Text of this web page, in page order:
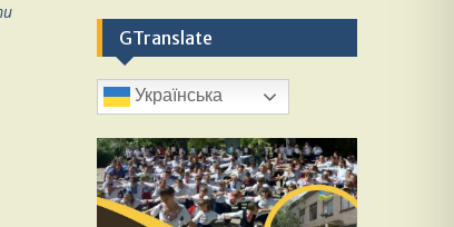
GTranslate
Українська